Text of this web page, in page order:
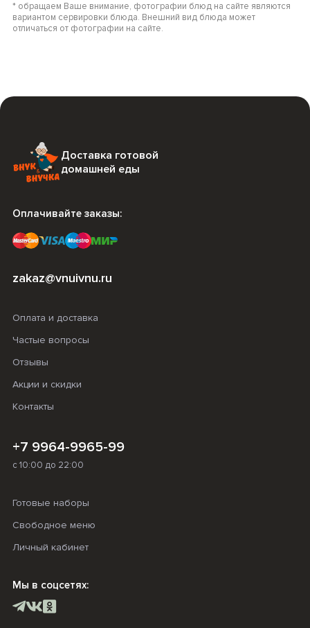
* обращаем Ваше внимание, фотографии блюд на сайте являются
вариантом сервировки блюда. Внешний вид блюда может
отличаться от фотографии на сайте.
Доставка готовой
домашней еды
Оплачивайте заказы:
zakaz@vnuivnu.ru
Оплата и доставка
Частые вопросы
Отзывы
Акции и скидки
Контакты
+7 9964-9965-99
с 10:00 до 22:00
Готовые наборы
Свободное меню
Личный кабинет
Мы в соцсетях: